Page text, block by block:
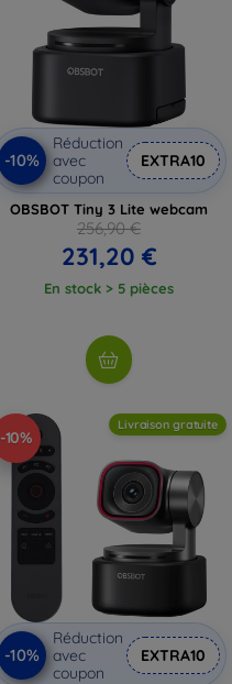
-10%
Réduction
avec
coupon
EXTRA10
OBSBOT Tiny 3 Lite webcam
256,90 €
231,20 €
En stock > 5 pièces
-10%
Livraison gratuite
-10%
Réduction
avec
coupon
EXTRA10